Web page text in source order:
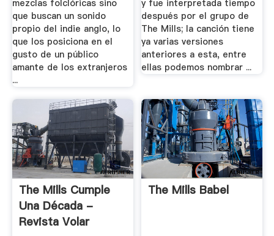
mezclas folclóricas sino
que buscan un sonido
propio del indie anglo, lo
que los posiciona en el
gusto de un público
amante de los extranjeros
...
y fue interpretada tiempo
después por el grupo de
The Mills; la canción tiene
ya varias versiones
anteriores a esta, entre
ellas podemos nombrar ...
The Mills Cumple
Una Década -
Revista Volar
The Mills Babel